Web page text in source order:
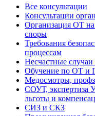
Все консультации
Консультации
Организация ОТ
споры
Требования
процессам
Несчастные случаи
Обучение по ОТ и
Медосмотры,
СОУТ, экспертиза
льготы и
СИЗ и СКЗ